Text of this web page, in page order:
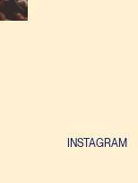
INSTAGRAM